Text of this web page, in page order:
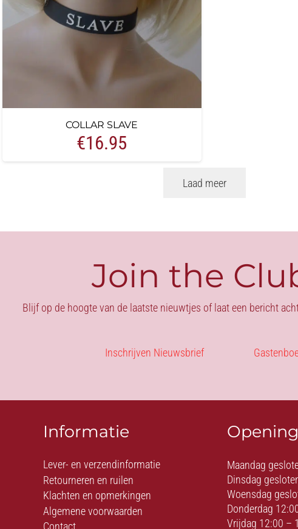
COLLAR SLAVE
€16.95
Laad meer
Join the
Blijf op de hoogte van de laatste nieuwtjes of laat een bericht
Inschrijven Nieuwsbrief
Informatie
Lever- en verzendinformatie
Retourneren en ruilen
Klachten en opmerkingen
Algemene voorwaarden
Maandag
Dinsdag
Woensdag
Donderdag
Vrijdag 12:00 –